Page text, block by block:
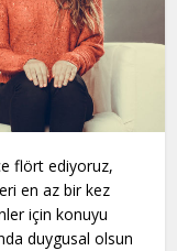
flört ediyoruz,
en az bir kez
için konuyu
duygusal olsun